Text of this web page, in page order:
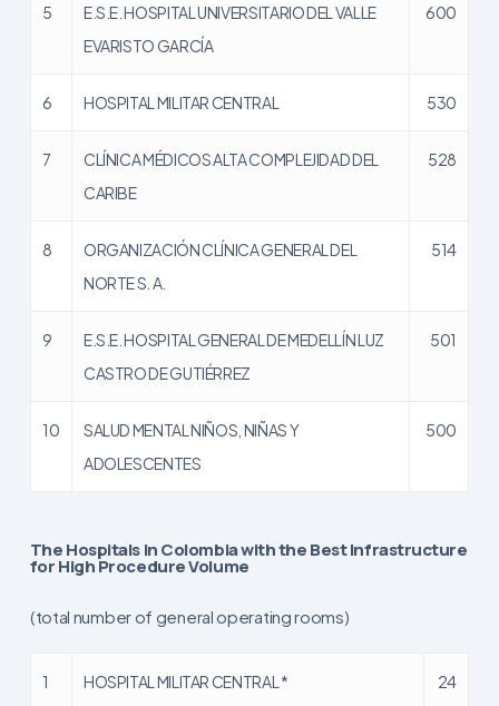
5
E.S.E. HOSPITAL UNIVERSITARIO DEL VALLE
EVARISTO GARCÍA
600
6 HOSPITAL MILITAR CENTRAL 530
7
CLÍNICA MÉDICOS ALTA COMPLEJIDAD DEL
CARIBE
528
8
ORGANIZACIÓN CLÍNICA GENERAL DEL
NORTE S. A.
514
9
E.S.E. HOSPITAL GENERAL DE MEDELLÍN LUZ
CASTRO DE GUTIÉRREZ
501
10
SALUD MENTAL NIÑOS, NIÑAS Y
ADOLESCENTES
500
The Hospitals in Colombia with the Best Infrastructure
for High Procedure Volume
(total number of general operating rooms)
1 HOSPITAL MILITAR CENTRAL * 24